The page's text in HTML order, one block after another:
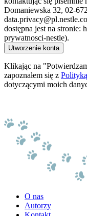
Domaniewska 32, 02-
dostępna jest na
prywatnosci-nestle).
Utworzenie konta
Klikając na
zapoznałem się z
dotyczącymi moich
O nas
Autorzy